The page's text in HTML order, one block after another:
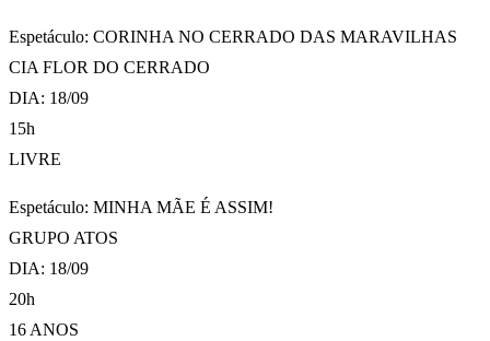
Espetáculo: CORINHA NO CERRADO DAS MARAVILHAS
CIA FLOR DO CERRADO
DIA: 18/09
15h
LIVRE
Espetáculo: MINHA MÃE É ASSIM!
GRUPO ATOS
DIA: 18/09
20h
16 ANOS